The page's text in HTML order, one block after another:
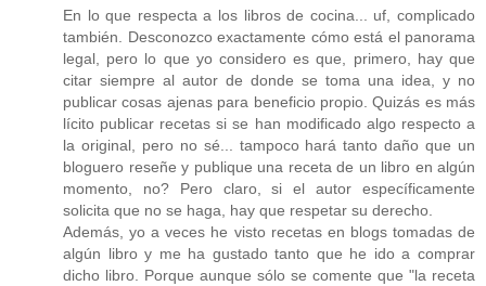
En lo que respecta a los libros de cocina... uf, complicado
también. Desconozco exactamente cómo está el panorama
legal, pero lo que yo considero es que, primero, hay que
citar siempre al autor de donde se toma una idea, y no
publicar cosas ajenas para beneficio propio. Quizás es más
lícito publicar recetas si se han modificado algo respecto a
la original, pero no sé... tampoco hará tanto daño que un
bloguero reseñe y publique una receta de un libro en algún
momento, no? Pero claro, si el autor específicamente
solicita que no se haga, hay que respetar su derecho.
Además, yo a veces he visto recetas en blogs tomadas de
algún libro y me ha gustado tanto que he ido a comprar
dicho libro. Porque aunque sólo se comente que "la receta